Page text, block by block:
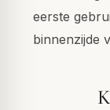
eerste
binnenzijde